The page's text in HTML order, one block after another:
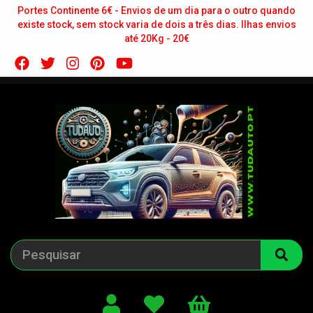
Portes Continente 6€ - Envios de um dia para o outro quando
existe stock, sem stock varia de dois a três dias. Ilhas envios
até 20Kg - 20€